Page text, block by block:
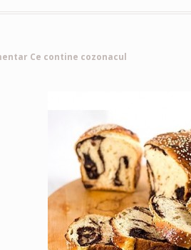
Ce contine cozonacul